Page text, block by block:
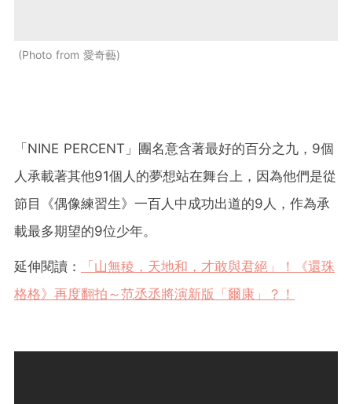
Photo from 愛奇藝
「NINE PERCENT」團名意含著最好的百分之九，9個
人承載著其他91個人的夢想站在舞台上，因為他們是從
節目《偶像練習生》一百人中成功出道的9人，作為承
載最多期望的9位少年。
延伸閱讀：
「山無稜，天地和，才敢與君絕」！《還珠
格格》再度翻拍～范丞丞將演新版「爾康」？！